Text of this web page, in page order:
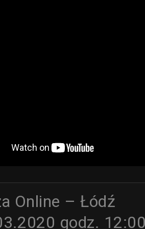
Online – Łódź
godz.